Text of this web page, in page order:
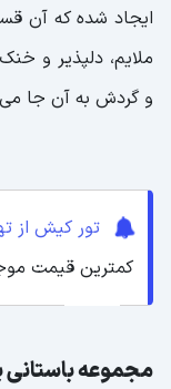
ایجاد شده که آن
ملایم، دلپذیر و
و گردش به آن جا
تور کیش از
کمترین قیمت
مجموعه